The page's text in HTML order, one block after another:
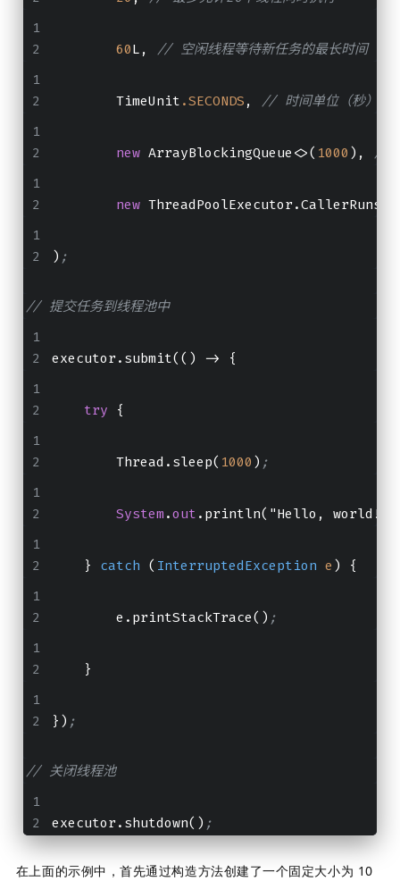
60L , // 空闲线程等待新任务的最长时间
        TimeUnit
.SECONDS , // 时间单位（秒）
new ArrayBlockingQueue<>( 1000 ), //
new
) ;
// 提交任务到线程池中
executor.submit( () -> {
try {
        Thread.sleep(
1000 ) ;
System .out .println("Hello,
    }
catch ( InterruptedException e ) {
        e.printStackTrace()
;
    }
}) ;
// 关闭线程池
executor.shutdown() ;
在上面的示例中，首先通过构造方法创建了一个固定大小为 10